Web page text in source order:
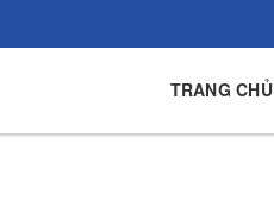
TRANG CHỦ